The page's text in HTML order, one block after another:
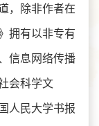
，除非作者在
拥有以非专有
信息网络传播
会科学文
人民大学书报